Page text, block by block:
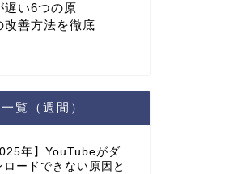
遅い6つの原
改善方法を徹底
覧（週間）
年】YouTubeがダ
ロードできない原因と